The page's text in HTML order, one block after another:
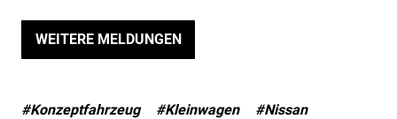
WEITERE MELDUNGEN
#Konzeptfahrzeug #Kleinwagen #Nissan